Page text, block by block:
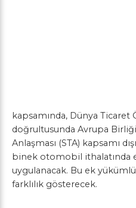
kapsamında, Dünya Ticaret
doğrultusunda Avrupa
Anlaşması (STA) kapsamı
binek otomobil ithalatında
uygulanacak. Bu ek
farklılık gösterecek.